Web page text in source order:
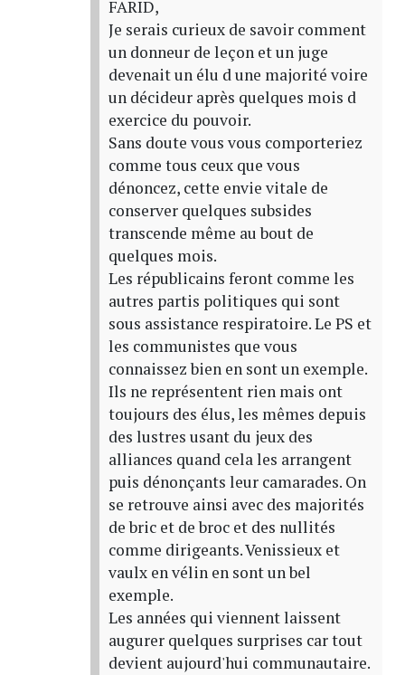
FARID,
Je serais curieux de savoir comment
un donneur de leçon et un juge
devenait un élu d une majorité voire
un décideur après quelques mois d
exercice du pouvoir.
Sans doute vous vous comporteriez
comme tous ceux que vous
dénoncez, cette envie vitale de
conserver quelques subsides
transcende même au bout de
quelques mois.
Les républicains feront comme les
autres partis politiques qui sont
sous assistance respiratoire. Le PS et
les communistes que vous
connaissez bien en sont un exemple.
Ils ne représentent rien mais ont
toujours des élus, les mêmes depuis
des lustres usant du jeux des
alliances quand cela les arrangent
puis dénonçants leur camarades. On
se retrouve ainsi avec des majorités
de bric et de broc et des nullités
comme dirigeants. Venissieux et
vaulx en vélin en sont un bel
exemple.
Les années qui viennent laissent
augurer quelques surprises car tout
devient aujourd'hui communautaire.